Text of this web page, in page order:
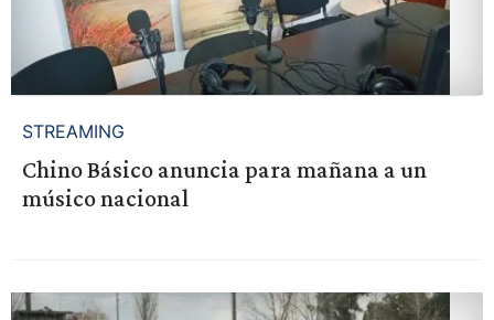
STREAMING
Chino Básico anuncia para mañana a un
músico nacional